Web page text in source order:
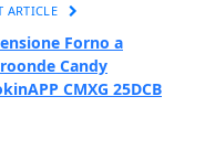
ARTICLE
Forno a
Candy
CMXG 25DCB